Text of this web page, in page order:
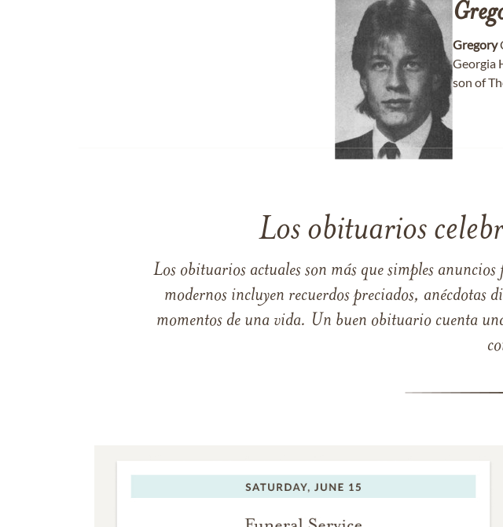
Gregory
Georgia
son of
Los obituarios
Los obituarios actuales son más que simples
modernos incluyen recuerdos preciados, anécdotas
momentos de una vida. Un buen obituario cuenta